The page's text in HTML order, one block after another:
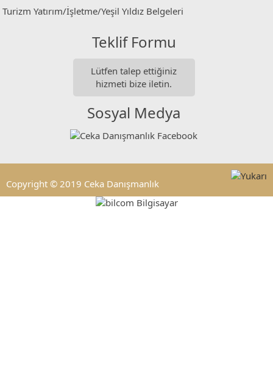
Turizm Yatırım/İşletme/Yeşil Yıldız Belgeleri
Teklif Formu
Lütfen talep ettiğiniz
hizmeti bize iletin.
Sosyal Medya
Copyright © 2019 Ceka Danışmanlık